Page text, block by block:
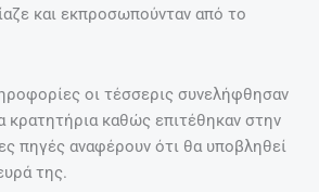
και εκπροσωπούνταν από το
οι τέσσερις συνελήφθησαν
κρατητήρια καθώς επιτέθηκαν στην
πηγές αναφέρουν ότι θα υποβληθεί
της.